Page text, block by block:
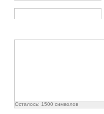
Осталось: 1500 символов